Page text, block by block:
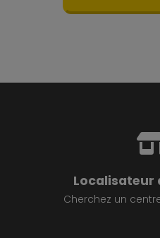
Localisateur
Cherchez un